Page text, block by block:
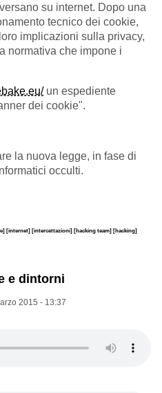
su internet. Dopo una
tecnico dei cookie,
implicazioni sulla privacy,
normativa che impone i
un espediente
dei cookie".
la nuova legge, in fase di
occulti.
[internet] [intercettazioni] [hacking team] [hacking]
e dintorni
2015 - 13:37